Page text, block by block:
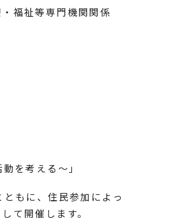
福祉等専門機関関係
を考える～」
もに、住民参加によっ
て開催します。